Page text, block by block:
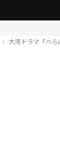
大河ドラマ『べ